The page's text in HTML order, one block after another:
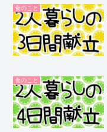
食のこと
食のこと